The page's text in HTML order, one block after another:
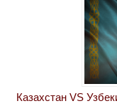
Казахстан VS